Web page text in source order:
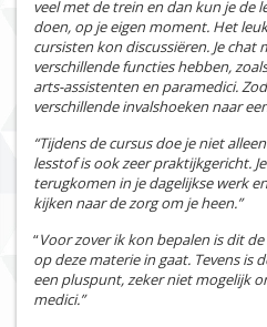
veel met de trein en dan kun je de
doen, op je eigen moment. Het
cursisten kon discussiëren. Je chat
verschillende functies hebben,
arts-assistenten en paramedici.
verschillende invalshoeken naar
“Tijdens de cursus doe je niet
lesstof is ook zeer praktijkgericht.
terugkomen in je dagelijkse werk
kijken naar de zorg om je heen.”
“Voor zover ik kon bepalen is dit
op deze materie in gaat. Tevens is
een pluspunt, zeker niet mogelijk
medici.”